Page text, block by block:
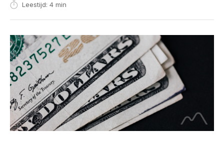
Leestijd: 4 min